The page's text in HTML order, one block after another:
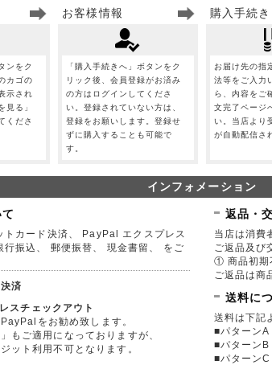
ンをク
カゴの
示され
見る」
くださ
お客様情報
「購入手続きへ」ボタンをク
リック後、会員登録がお済み
の方はログインしてくださ
い。登録されていない方は、
登録をお願いします。登録せ
ずに購入することも可能で
す。
購入手続き
お届け先の指
法等をご入力
ら、内容をご
文完了ページ
い。当店より
が自動配信さ
インフォメーション
トカード決済、 PayPal エクスプレス
行振込、 郵便振替、 現金書留、 をご
済
スチェックアウト
をお勧め致します。
もご適用になっておりますが、
ット利用不可となります。
返品・
当店は消費
ご返品及び
① 商品初
ご返品は商
送料に
送料は下記
■パターン
■パターン
■パターン